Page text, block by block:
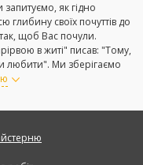
як гідно
глибину своїх почуттів до
щоб Вас почули.
в житі" писав: "Тому,
любити". Ми зберігаємо
людини назавжди